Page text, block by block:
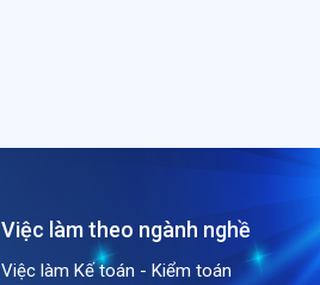
Việc làm theo ngành nghề
Việc làm Kế toán - Kiểm toán